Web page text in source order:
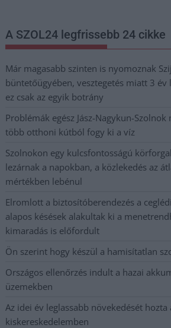
A SZOL24 legfrissebb 24 cikke
Már magasabb szinten is nyomoznak
büntetőügyében, vesztegetés miatt 3
ez csak az egyik botrány
Problémák egész Jász-Nagykun-
több otthoni kútból fogy ki a víz
Szolnokon egy kulcsfontosságú
lezárnak a napokban, a közlekedés az
mértékben lebénul
Elromlott a biztosítóberendezés a
alapos késések alakultak ki a
kimaradás is előfordult
Ön szerint hogy készül a hamisítatlan
Országos ellenőrzés indult a hazai
üzemekben
Az idei év leglassabb növekedését hozta
kiskereskedelemben